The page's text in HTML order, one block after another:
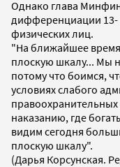
Однако глава
дифференциации 13-
физических лиц.
"На ближайшее
плоскую шкалу... Мы
потому что боимся,
условиях слабого
наказанию, где
видим сегодня
плоскую шкалу".
(Дарья Корсунская.